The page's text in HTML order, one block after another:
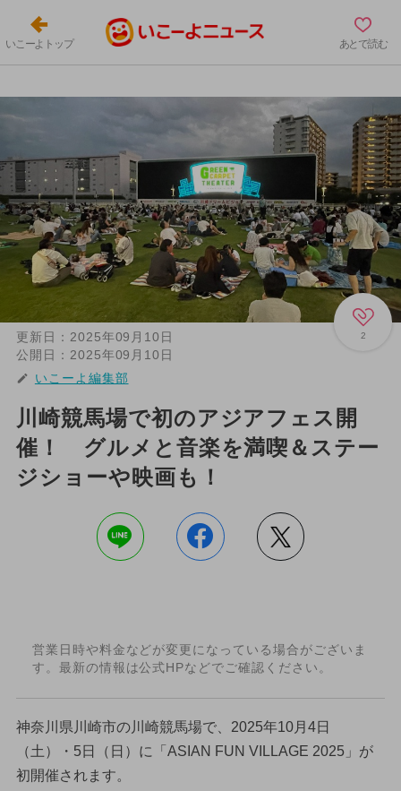
いこーよトップ あとで読む
2
更新日： 2025年09月10日
公開日： 2025年09月10日
いこーよ編集部
川崎競馬場で初のアジアフェス開
催！ グルメと音楽を満喫＆ステー
ジショーや映画も！
営業日時や料金などが変更になっている場合がございま
す。最新の情報は公式HPなどでご確認ください。
神奈川県川崎市の川崎競馬場で、2025年10月4日
（土）・5日（日）に「ASIAN FUN VILLAGE 2025」が
初開催されます。